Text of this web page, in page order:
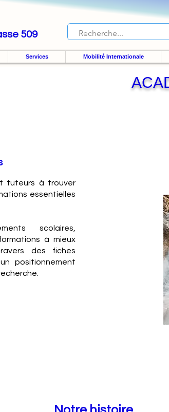
509
Services Mobilité Internationale
tuteurs à trouver
essentielles
scolaires,
à mieux
des fiches
positionnement